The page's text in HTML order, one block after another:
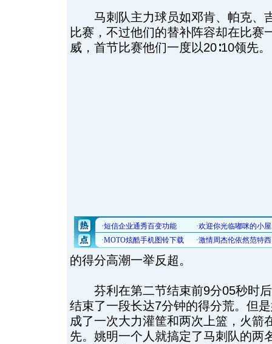
马刺队主力球员如邓肯、帕克、
比赛，不过他们的替补阵容却在比赛
威，首节比赛他们一度以20∶10领先。
的得分高潮一举反超。
芬利在第二节结束前9分05秒时后
结束了一段长达7分钟的得分荒。但
成了一次大力灌筐和两次上篮，火箭
先。姚明一个人就搞定了马刺队的两